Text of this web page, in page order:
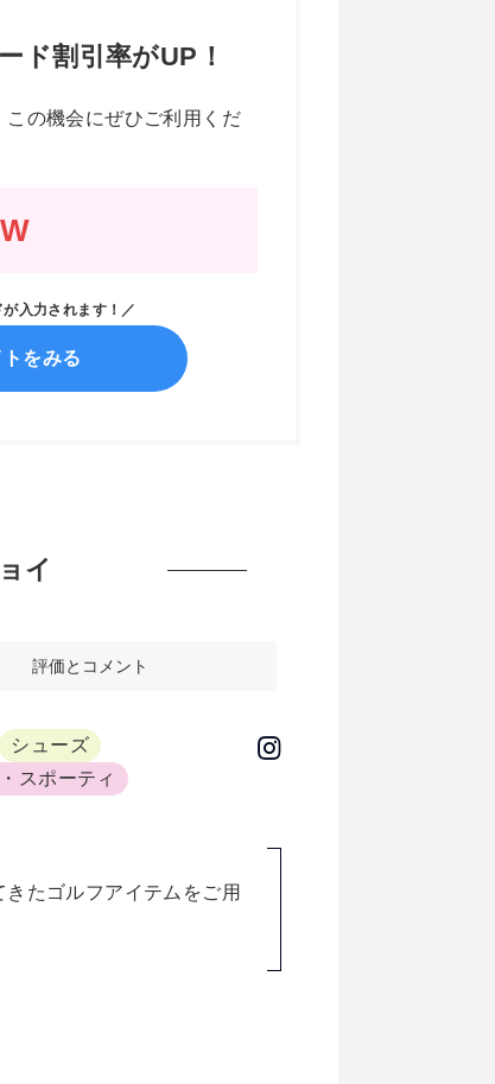
ド割引率がUP！
この機会にぜひご利用くだ
入力されます！／
をみる
イ
評価とコメント
シューズ
スポーティ
たゴルフアイテムをご用